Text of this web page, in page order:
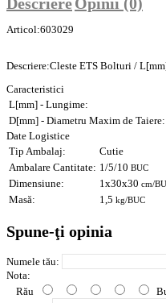
Articol:603029
Descriere:Cleste ETS Bolturi /
Caracteristici
L[mm] - Lungime:
D[mm] - Diametru Maxim de Taiere:
Date Logistice
Tip Ambalaj:
Cutie
Ambalare Cantitate: 1/5/10 BUC
Dimensiune: 1x30x30 cm/
Masă: 1,5 kg/BUC
Spune-ţi opinia
Numele tău:
Nota:
Rău